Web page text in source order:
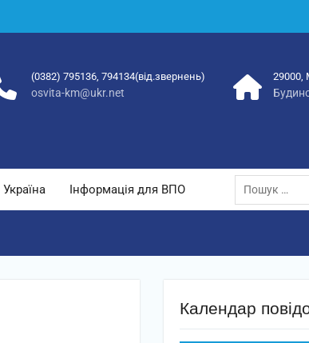
(0382) 795136, 794134(від.звернень)
osvita-km@ukr.net
29000,
Інформація для ВПО
Пошук:
Календар